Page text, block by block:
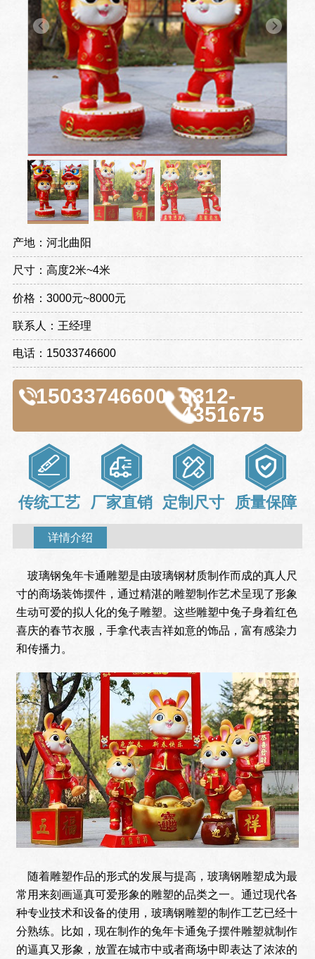
产地：河北曲阳
尺寸：高度2米~4米
价格：3000元~8000元
联系人：王经理
电话：15033746600
15033746600 0312-
4351675
传统工艺 厂家直销 定制尺寸 质量保障
详情介绍
玻璃钢兔年卡通雕塑是由玻璃钢材质制作而成的真人尺
寸的商场装饰摆件，通过精湛的雕塑制作艺术呈现了形象
生动可爱的拟人化的兔子雕塑。这些雕塑中兔子身着红色
喜庆的春节衣服，手拿代表吉祥如意的饰品，富有感染力
和传播力。
随着雕塑作品的形式的发展与提高，玻璃钢雕塑成为最
常用来刻画逼真可爱形象的雕塑的品类之一。通过现代各
种专业技术和设备的使用，玻璃钢雕塑的制作工艺已经十
分熟练。比如，现在制作的兔年卡通兔子摆件雕塑就制作
的逼真又形象，放置在城市中或者商场中即表达了浓浓的